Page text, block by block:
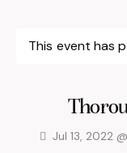
This event has
Jul 13, 2022